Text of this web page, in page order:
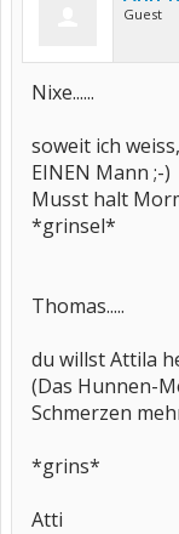
Guest
Nixe......
soweit ich
EINEN Mann ;-)
Musst halt
*grinsel*
Thomas.....
du willst Attila
(Das Hunnen-
Schmerzen
*grins*
Atti